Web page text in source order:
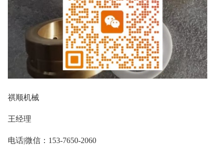
祺顺机械
王经理
电话|微信：153-7650-2060